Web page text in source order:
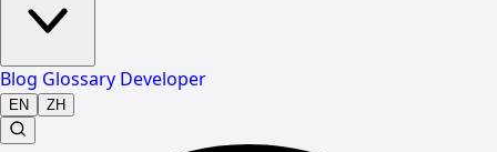
Blog Glossary Developer
EN ZH